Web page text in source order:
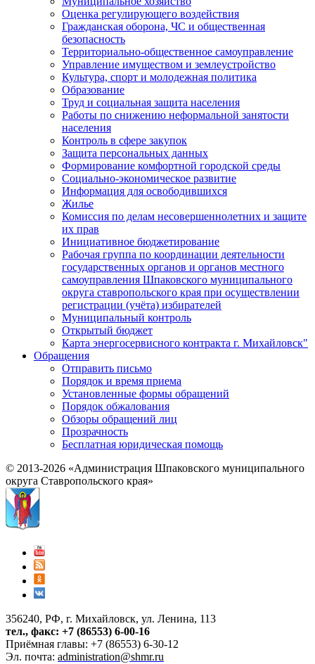
Оценка регулирующего воздействия
Гражданская оборона, ЧС и общественная
безопасность
Территориально-общественное самоуправление
Управление имуществом и землеустройство
Культура, спорт и молодежная политика
Образование
Труд и социальная защита населения
Работы по снижению неформальной занятости
населения
Контроль в сфере закупок
Защита персональных данных
Формирование комфортной городской среды
Социально-экономическое развитие
Информация для освободившихся
Жилье
Комиссия по делам несовершеннолетних и защите
их прав
Инициативное бюджетирование
Рабочая группа по координации деятельности
государственных органов и органов местного
самоуправления Шпаковского муниципального
округа ставропольского края при осуществлении
регистрации (учёта) избирателей
Муниципальный контроль
Открытый бюджет
Карта энергосервисного контракта г. Михайловск"
Обращения
Отправить письмо
Порядок и время приема
Установленные формы обращений
Порядок обжалования
Обзоры обращений лиц
Прозрачность
Бесплатная юридическая помощь
© 2013-2026 «Администрация Шпаковского муниципального
округа Ставропольского края»
356240, РФ, г. Михайловск, ул. Ленина, 113
тел., факс: +7 (86553) 6-00-16
Приёмная главы: +7 (86553) 6-30-12
Эл. почта: administration@shmr.ru